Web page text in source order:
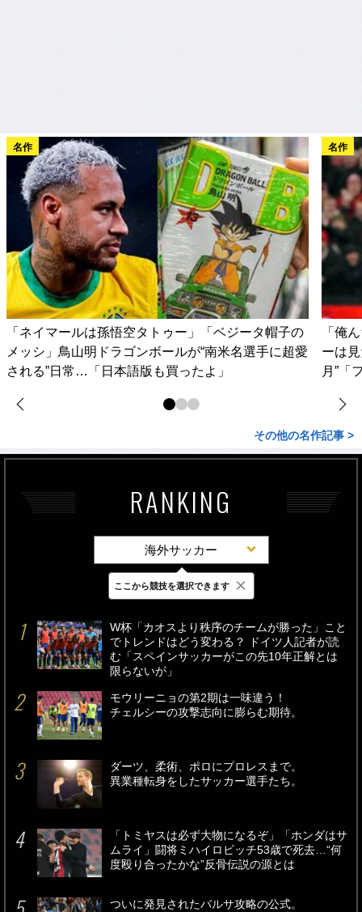
名作
「ネイマールは孫悟空タトゥー」「ベジータ帽子の
メッシ」鳥山明ドラゴンボールが“南米名選手に超愛
される”日常…「日本語版も買ったよ」
名作
「俺
ーは
月”「
その他の名作記事 >
RANKING
海外サッカー
最新 24時間 週間
W杯「カオスより秩序のチームが勝った」こと
でトレンドはどう変わる？ ドイツ人記者が読
む「スペインサッカーがこの先10年正解とは
限らないが」
モウリーニョの第2期は一味違う！
チェルシーの攻撃志向に膨らむ期待。
ダーツ、柔術、ポロにプロレスまで。
異業種転身をしたサッカー選手たち。
「トミヤスは必ず大物になるぞ」「ホンダはサ
ムライ」闘将ミハイロビッチ53歳で死去…“何
度殴り合ったかな”反骨伝説の源とは
ついに発見されたバルサ攻略の公式。
ここから競技を選択できます ×